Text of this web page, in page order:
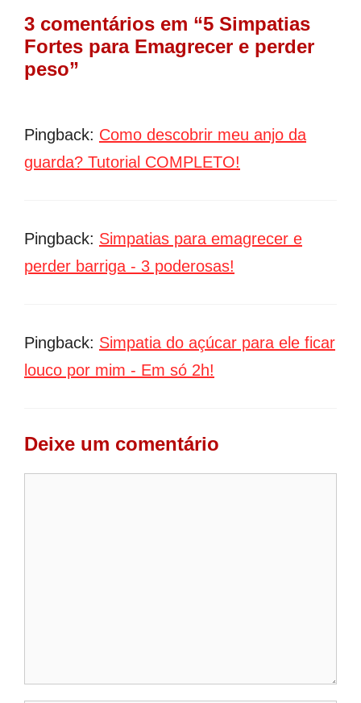
3 comentários em “5 Simpatias
Fortes para Emagrecer e perder
peso”
Pingback: Como descobrir meu anjo da
guarda? Tutorial COMPLETO!
Pingback: Simpatias para emagrecer e
perder barriga - 3 poderosas!
Pingback: Simpatia do açúcar para ele ficar
louco por mim - Em só 2h!
Deixe um comentário